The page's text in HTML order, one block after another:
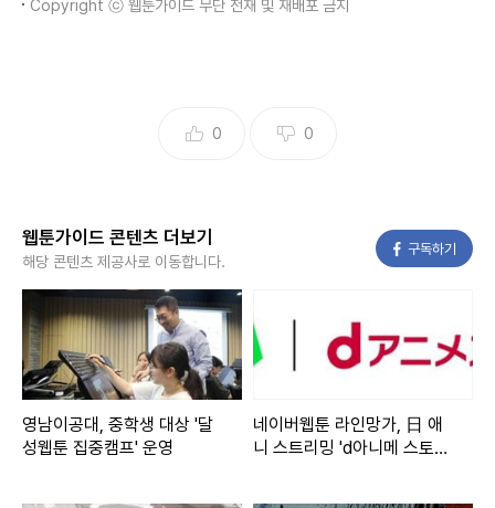
Copyright ⓒ 웹툰가이드 무단 전재 및 재배포 금지
0 0
웹툰가이드 콘텐츠 더보기
해당 콘텐츠 제공사로 이동합니다.
구독하기
영남이공대, 중학생 대상 '달
성웹툰 집중캠프' 운영
네이버웹툰 라인망가, 日 애
니 스트리밍 'd아니메 스토어'